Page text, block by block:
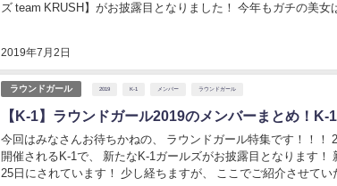
2019年7月2日
ズ team KRUSH】がお披露目となりました！ 今年もガチの美女ばかり！！！ K-1(ガールズ)派
ラウンドガール 2019 K-1 メンバー ラウンドガール
【K-1】ラウンドガール2019のメンバーまとめ！K-
今回はみなさんお待ちかねの、 ラウンドガール特集です！！！ 2019年6月30日（両国国技館）に
開催されるK-1で、 新たなK-1ガールズがお披露目となります！ 新ラウンドガール6名の発表は4月
25日にされています！ 少し経ちますが、 ここでご紹介させてい